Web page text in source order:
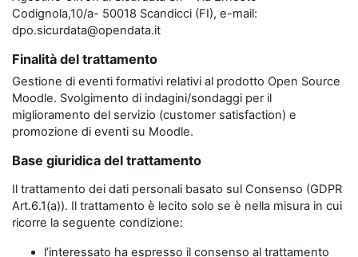
Codignola,10/a- 50018 Scandicci (FI), e-mail:
dpo.sicurdata@opendata.it
Finalità del trattamento
Gestione di eventi formativi relativi al prodotto Open Source
Moodle. Svolgimento di indagini/sondaggi per il
miglioramento del servizio (customer satisfaction) e
promozione di eventi su Moodle.
Base giuridica del trattamento
Il trattamento dei dati personali basato sul Consenso (GDPR
Art.6.1(a)). Il trattamento è lecito solo se è nella misura in cui
ricorre la seguente condizione:
l’interessato ha espresso il consenso al trattamento